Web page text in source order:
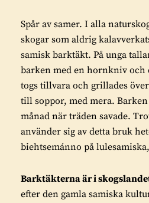
Spår av samer. I alla
skogar som aldrig
samisk barktäkt. På unga
barken med en hornkniv
togs tillvara och grillades
till soppor, med mera.
månad när träden savade.
använder sig av detta bruk
biehtsemánno på
Barktäkterna är i
efter den gamla samiska